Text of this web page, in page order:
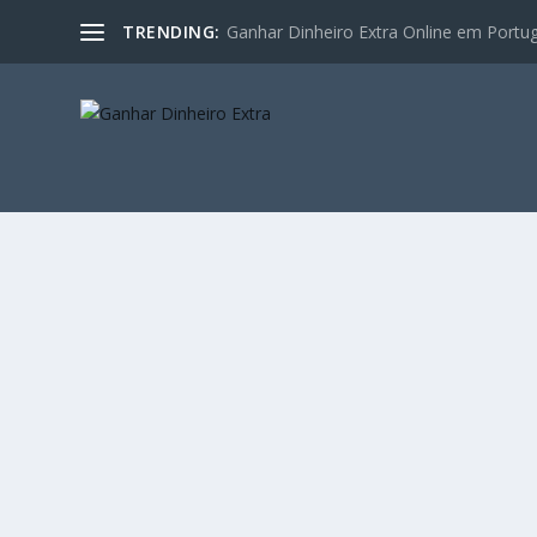
TRENDING: Ganhar Dinheiro Extra Online em